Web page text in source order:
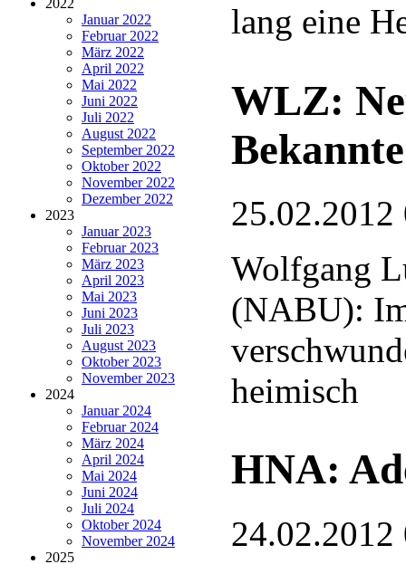
Januar 2022
Februar 2022
März 2022
April 2022
Mai 2022
Juni 2022
Juli 2022
August 2022
September 2022
Oktober 2022
November 2022
Dezember 2022
2023
Januar 2023
Februar 2023
März 2023
April 2023
Mai 2023
Juni 2023
Juli 2023
August 2023
Oktober 2023
November 2023
2024
Januar 2024
Februar 2024
März 2024
April 2024
Mai 2024
Juni 2024
Juli 2024
Oktober 2024
November 2024
2025
lang eine
WLZ:
Bekannte
25.02.2012
Wolfgang
(NABU):
heimisch
HNA:
24.02.2012